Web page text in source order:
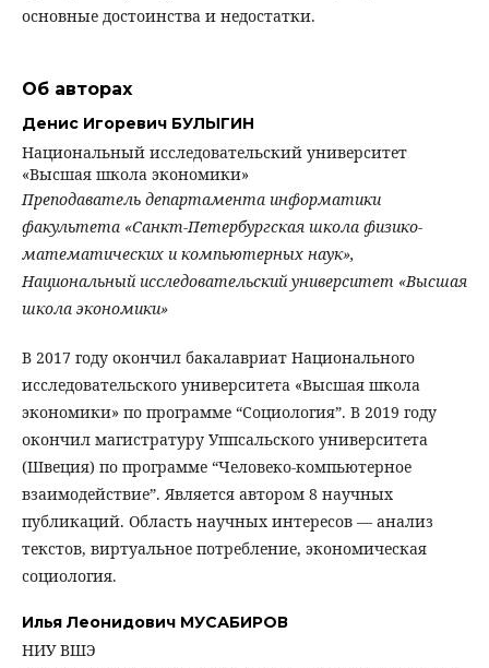
основные достоинства и недостатки.
Об авторах
Денис Игоревич БУЛЫГИН
Национальный исследовательский университет
«Высшая школа экономики»
Преподаватель департамента информатики
факультета «Санкт-Петербургская школа физико-
математических и компьютерных наук»,
Национальный исследовательский университет «Высшая
школа экономики»
В 2017 году окончил бакалавриат Национального
исследовательского университета «Высшая школа
экономики» по программе “Социология”. В 2019 году
окончил магистратуру Уппсальского университета
(Швеция) по программе “Человеко-компьютерное
взаимодействие”. Является автором 8 научных
публикаций. Область научных интересов — анализ
текстов, виртуальное потребление, экономическая
социология.
Илья Леонидович МУСАБИРОВ
НИУ ВШЭ